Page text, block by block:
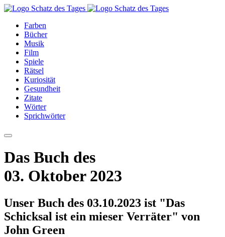
Farben
Bücher
Musik
Film
Spiele
Rätsel
Kuriosität
Gesundheit
Zitate
Wörter
Sprichwörter
Das Buch des
03. Oktober 2023
Unser Buch des 03.10.2023 ist "Das
Schicksal ist ein mieser Verräter" von
John Green